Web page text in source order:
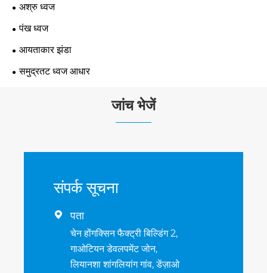
अश्रु ध्वज
पंख ध्वज
आयताकार झंडा
समुद्रतट ध्वज आधार
जांच भेजें
संपर्क सूचना
 पता
चेन होंगक्सिन फैक्ट्री बिल्डिंग 2,
गाओटियन डेवलपमेंट जोन,
लियानशा शांगलियांग गांव, डेंज़ाओ